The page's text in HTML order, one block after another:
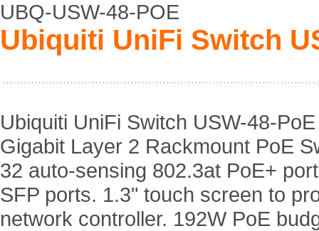
UBQ-USW-48-POE
Ubiquiti UniFi Switch
Ubiquiti UniFi Switch USW-48-
Gigabit Layer 2 Rackmount PoE
32 auto-sensing 802.3at PoE+
SFP ports. 1.3" touch screen to
network controller. 192W PoE